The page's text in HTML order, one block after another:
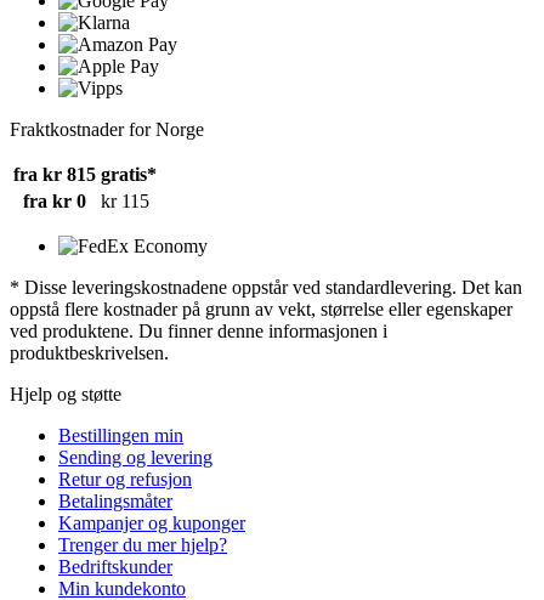
Fraktkostnader for Norge
fra kr 815 gratis*
fra kr 0
kr 115
* Disse leveringskostnadene oppstår ved standardlevering. Det kan
oppstå flere kostnader på grunn av vekt, størrelse eller egenskaper
ved produktene. Du finner denne informasjonen i
produktbeskrivelsen.
Hjelp og støtte
Bestillingen min
Sending og levering
Retur og refusjon
Betalingsmåter
Kampanjer og kuponger
Trenger du mer hjelp?
Bedriftskunder
Min kundekonto